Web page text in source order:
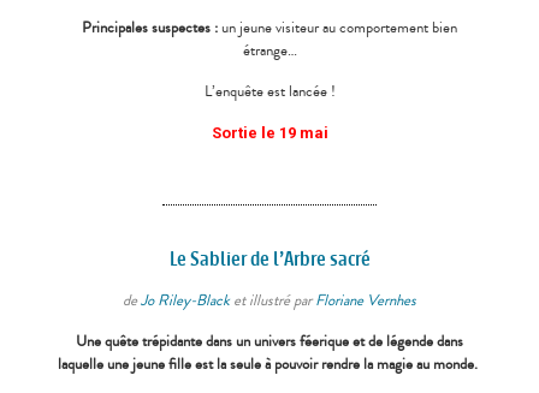
Principales suspectes :un jeune visiteur au comportement bien
étrange…
L’enquête est lancée !
Sortie le 19 mai
Le Sablier de l’Arbre sacré
deJo Riley-Blacket illustré parFloriane Vernhes
Une quête trépidante dans un univers féerique et de légende dans
laquelle une jeune fille est la seule à pouvoir rendre la magie au monde.